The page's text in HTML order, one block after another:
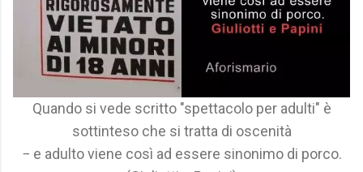
Quando si vede scritto "spettacolo per adulti" è
sottinteso che si tratta di oscenità
− e adulto viene così ad essere sinonimo di porco.